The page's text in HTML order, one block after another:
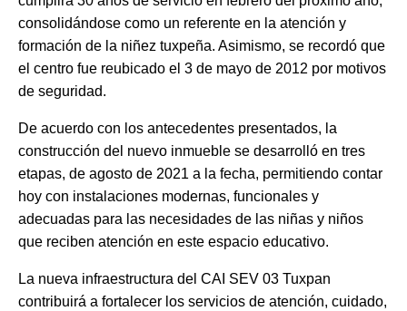
consolidándose como un referente en la atención y
formación de la niñez tuxpeña. Asimismo, se recordó que
el centro fue reubicado el 3 de mayo de 2012 por motivos
de seguridad.
De acuerdo con los antecedentes presentados, la
construcción del nuevo inmueble se desarrolló en tres
etapas, de agosto de 2021 a la fecha, permitiendo contar
hoy con instalaciones modernas, funcionales y
adecuadas para las necesidades de las niñas y niños
que reciben atención en este espacio educativo.
La nueva infraestructura del CAI SEV 03 Tuxpan
contribuirá a fortalecer los servicios de atención, cuidado,